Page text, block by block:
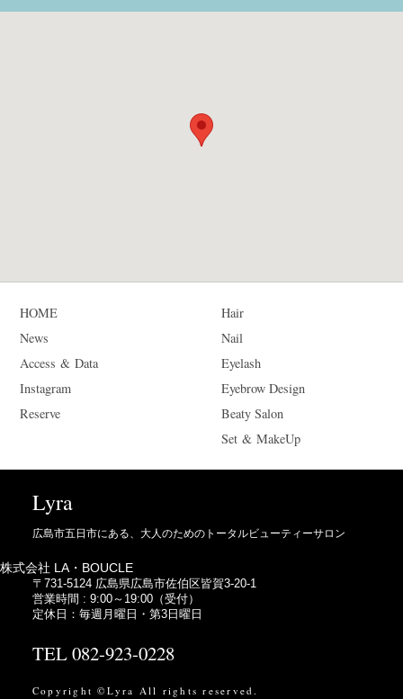
HOME
News
Access & Data
Instagram
Reserve
Hair
Nail
Eyelash
Eyebrow Design
Beaty Salon
Set & MakeUp
Lyra
広島市五日市にある、大人のためのトータルビューティーサロン
株式会社 LA・BOUCLE
〒731-5124 広島県広島市佐伯区皆賀3-20-1
営業時間 : 9:00～19:00（受付）
定休日：毎週月曜日・第3日曜日
TEL 082-923-0228
Copyright ©Lyra All rights reserved.